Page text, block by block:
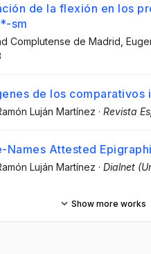
de la flexión en los
sm
Complutense de Madrid ,
de los comparativos
Luján Martínez · Revista
Names Attested
Luján Martínez · Dialnet
Show more works